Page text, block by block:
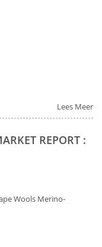
Lees Meer
REPORT :
Wools Merino-